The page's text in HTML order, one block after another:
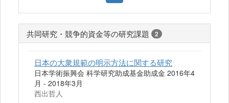
共同研究・競争的資金等の研究課題 2
日本の大衆規範の明示方法に関する研究
日本学術振興会 科学研究助成基金助成金 2016年4
月 - 2018年3月
西出哲人